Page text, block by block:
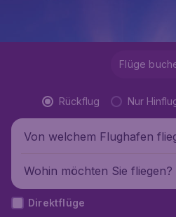
Flüge
Rückflug Nur
Von welchem Flughafen
Wohin möchten Sie fliegen?
Direktflüge